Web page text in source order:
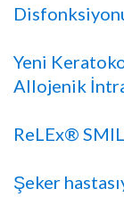
Yeni
Allojenik
ReLEx®
Şeker